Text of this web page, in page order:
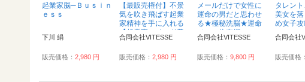
起業家脳─Ｂｕｓｉｎ
ｅｓｓ
下川 絹
販売価格： 2,980 円
【最販売権付】不景
気を吹き飛ばす起業
家精神を手に入れる
【起業家マインド養
成マニュアル】〜自
合同会社VITESSE
販売価格：2,980 円
メールだけで女性に
運命の男だと思わせ
る★極秘洗脳★運命
メール依存術...
合同会社VITESSE
販売価格： 9,800 円
タレント
美女を
め女子攻
合同会社
販売価格：